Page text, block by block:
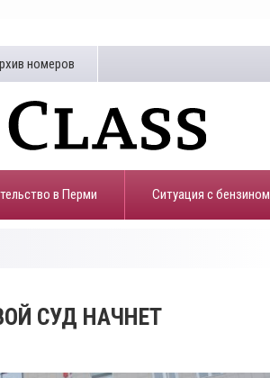
номеров
в Перми ​Ситуация с бензином
СУД НАЧНЕТ